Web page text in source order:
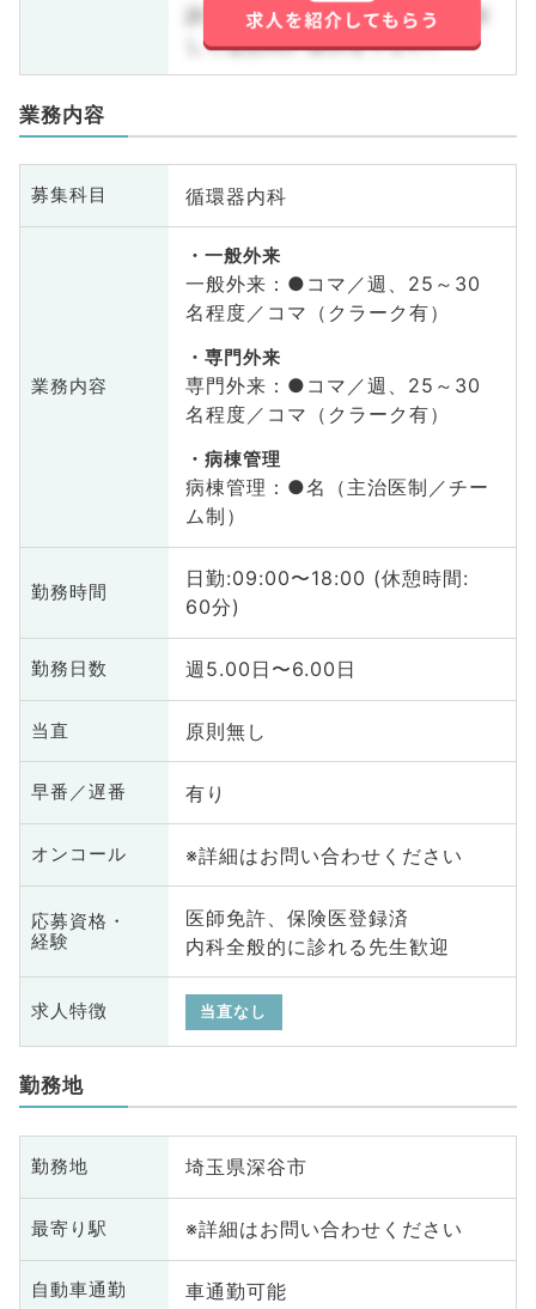
詳しくはお問い合わせ下さい。詳
しくはお問い合わせ下さい。
業務内容
募集科目 循環器内科
業務内容
一般外来
一般外来：●コマ／週、25～30
名程度／コマ（クラーク有）
専門外来
専門外来：●コマ／週、25～30
名程度／コマ（クラーク有）
病棟管理
病棟管理：●名（主治医制／チー
ム制）
勤務時間
日勤:09:00〜18:00 (休憩時間:
60分)
勤務日数 週5.00日〜6.00日
当直 原則無し
早番／遅番 有り
オンコール ※詳細はお問い合わせください
応募資格・
経験
医師免許、保険医登録済
内科全般的に診れる先生歓迎
求人特徴 当直なし
勤務地
勤務地 埼玉県深谷市
最寄り駅 ※詳細はお問い合わせください
自動車通勤 車通勤可能